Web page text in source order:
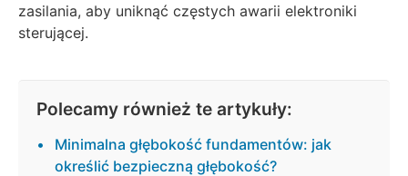
zasilania, aby uniknąć częstych awarii elektroniki
sterującej.
Polecamy również te artykuły:
Minimalna głębokość fundamentów: jak
określić bezpieczną głębokość?